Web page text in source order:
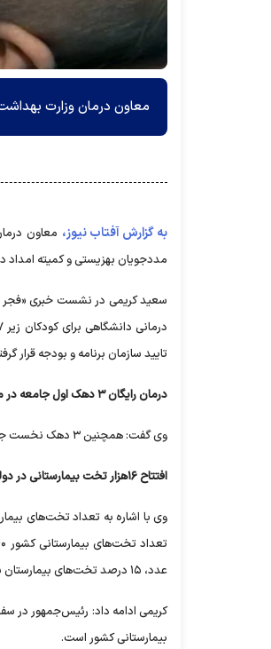
معاون درمان وزارت بهداشت از رایگان
به گزارش آفتاب نیوز، معاون
مددجویان بهزیستی و کمیته امداد
تایید سازمان برنامه و بودجه قرار
درمان رایگان ۳ دهک اول جامعه در مراکز دولتی
وی گفت: همچنین ۳ دهک نخست جامعه، مددجویان بهزیستی و افراد تحت پوشش کمیته امداد نیز از خدمات رایگان برخوردار می‌شوند.
افتتاح ۱۶هزار تخت بیمارستانی در دولت سیزدهم
عدد، ۱۵ درصد تخت‌های بیمارستان بخش دولتی را شامل می‌شود.
بیمارستانی کشور است.